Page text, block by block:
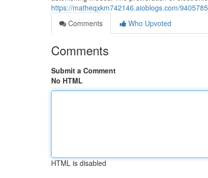
https://matheqxkm742146.aioblogs.com/
Comments
Who Upvoted
Comments
Submit a Comment
No HTML
HTML is disabled